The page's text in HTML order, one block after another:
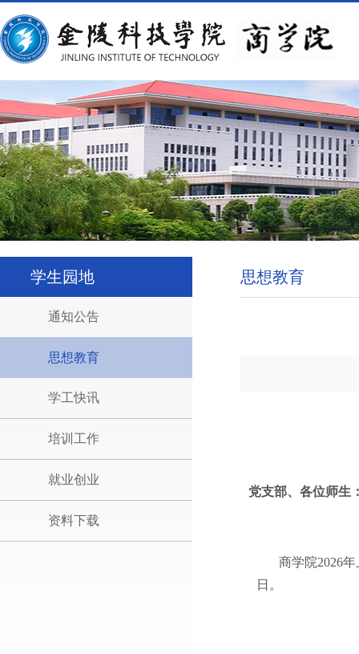
学生园地
通知公告
思想教育
学工快讯
培训工作
就业创业
资料下载
思想教育
党支部、各位师生
商学院2026年
日。